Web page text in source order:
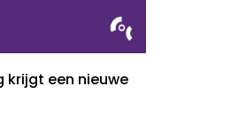
krijgt een nieuwe